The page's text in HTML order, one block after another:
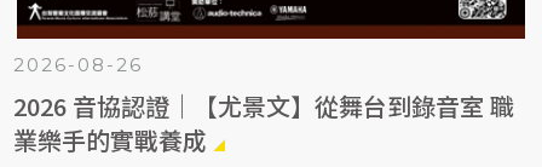
2026-08-26
2026 音協認證｜【尤景文】從舞台到錄音室 職
業樂手的實戰養成